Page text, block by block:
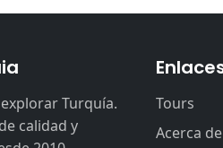
Turquía.
calidad y
Tours
Acerca de